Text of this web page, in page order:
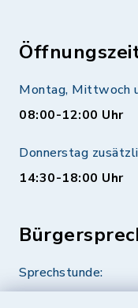
Montag, Mittwoch
08:00-12:00 Uhr
Donnerstag
14:30-18:00 Uhr
Sprechstunde: